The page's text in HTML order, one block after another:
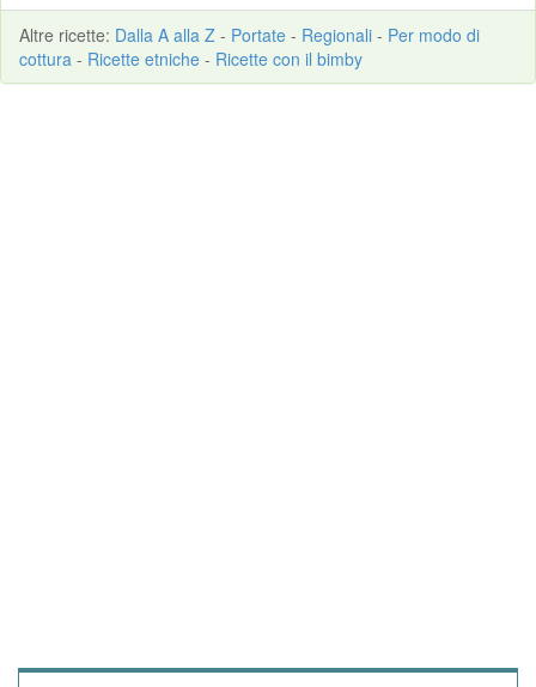
Altre ricette: Dalla A alla Z - Portate - Regionali - Per modo di
cottura - Ricette etniche - Ricette con il bimby